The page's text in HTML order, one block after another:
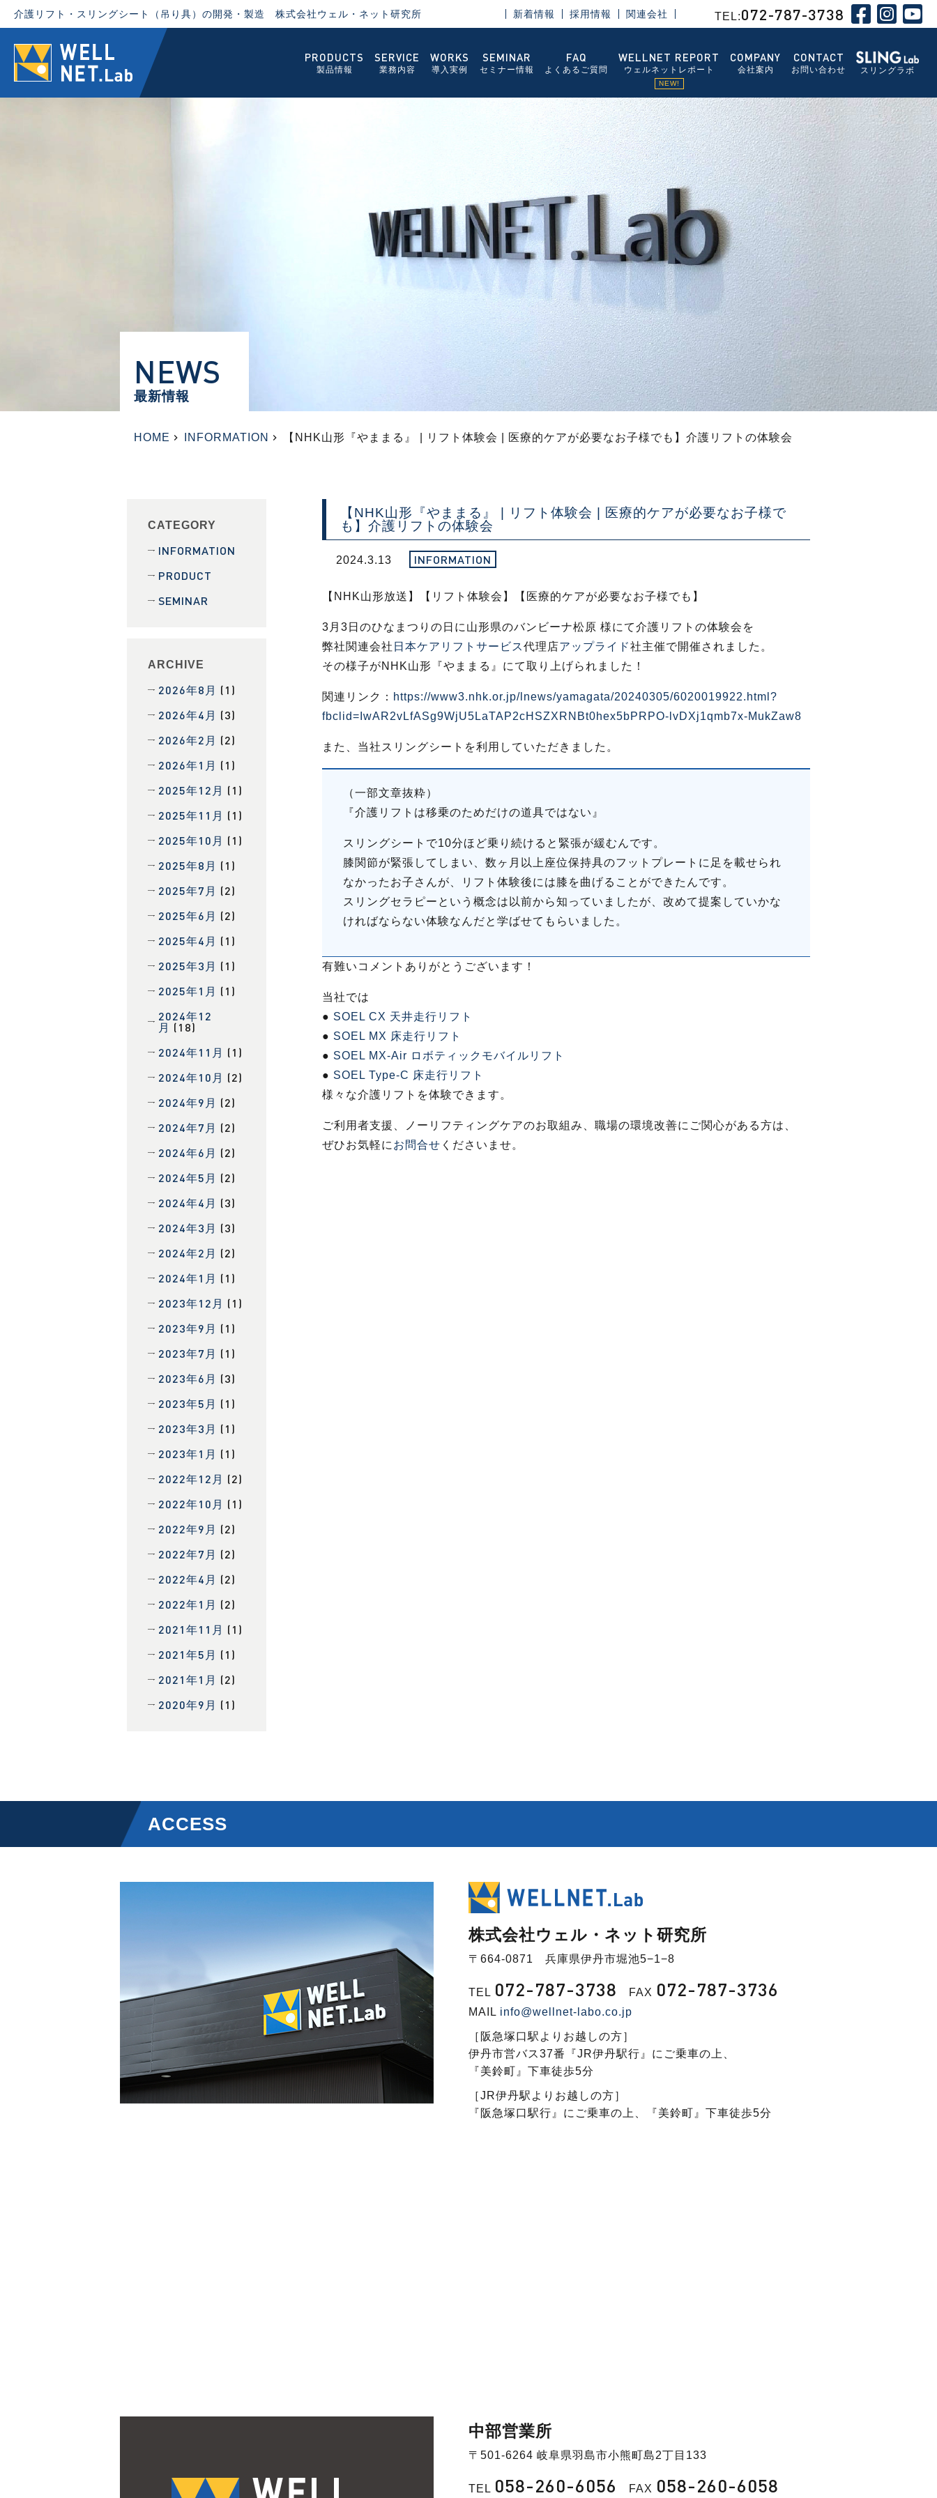
介護リフト・スリングシート（吊り具）の開発・製造 株式会社ウェル・ネット研究所 新着情報 採用情報 関連会社 TEL:072-787-3738
PRODUCTS
製品情報
SERVICE
業務内容
WORKS
導入実例
SEMINAR
セミナー情報
FAQ
よくあるご質問
NEW!
WELLNET REPORT
ウェルネットレポート
COMPANY
会社案内
CONTACT
お問い合わせ スリングラボ
NEWS
最新情報
HOME INFORMATION 【NHK山形『やままる』 | リフト体験会 | 医療的ケアが必要なお子様でも】介護リフトの体験会
【NHK山形『やままる』 | リフト体験会 | 医療的ケアが必要なお子様で
も】介護リフトの体験会
2024.3.13 INFORMATION
【NHK山形放送】【リフト体験会】【医療的ケアが必要なお子様でも】
3月3日のひなまつりの日に山形県のバンビーナ松原 様にて介護リフトの体験会を
弊社関連会社 日本ケアリフトサービス代理店アップライド社主催で開催されました。
その様子がNHK山形『やままる』にて取り上げられました！
関連リンク： https://www3.nhk.or.jp/lnews/yamagata/20240305/6020019922.html?
fbclid=IwAR2vLfASg9WjU5LaTAP2cHSZXRNBt0hex5bPRPO-lvDXj1qmb7x-MukZaw8
また、当社スリングシートを利用していただきました。
（一部文章抜粋）
『介護リフトは移乗のためだけの道具ではない』
スリングシートで10分ほど乗り続けると緊張が緩むんです。
膝関節が緊張してしまい、数ヶ月以上座位保持具のフットプレートに足を載せられ
なかったお子さんが、リフト体験後には膝を曲げることができたんです。
スリングセラピーという概念は以前から知っていましたが、改めて提案していかな
ければならない体験なんだと学ばせてもらいました。
有難いコメントありがとうございます！
当社では
● SOEL CX 天井走行リフト
● SOEL MX 床走行リフト
● SOEL MX-Air ロボティックモバイルリフト
● SOEL Type-C 床走行リフト
様々な介護リフトを体験できます。
ご利用者支援、ノーリフティングケアのお取組み、職場の環境改善にご関心がある方は、
ぜひお気軽に お問合せ くださいませ。
CATEGORY
INFORMATION
PRODUCT
SEMINAR
ARCHIVE
2026年8月 (1)
2026年4月 (3)
2026年2月 (2)
2026年1月 (1)
2025年12月 (1)
2025年11月 (1)
2025年10月 (1)
2025年8月 (1)
2025年7月 (2)
2025年6月 (2)
2025年4月 (1)
2025年3月 (1)
2025年1月 (1)
2024年12
月 (18)
2024年11月 (1)
2024年10月 (2)
2024年9月 (2)
2024年7月 (2)
2024年6月 (2)
2024年5月 (2)
2024年4月 (3)
2024年3月 (3)
2024年2月 (2)
2024年1月 (1)
2023年12月 (1)
2023年9月 (1)
2023年7月 (1)
2023年6月 (3)
2023年5月 (1)
2023年3月 (1)
2023年1月 (1)
2022年12月 (2)
2022年10月 (1)
2022年9月 (2)
2022年7月 (2)
2022年4月 (2)
2022年1月 (2)
2021年11月 (1)
2021年5月 (1)
2021年1月 (2)
2020年9月 (1)
ACCESS
株式会社ウェル・ネット研究所
〒664-0871 兵庫県伊丹市堀池5−1−8
TEL 072-787-3738 FAX 072-787-3736
MAIL info@wellnet-labo.co.jp
［阪急塚口駅よりお越しの方］
伊丹市営バス37番『JR伊丹駅行』にご乗車の上、
『美鈴町』下車徒歩5分
［JR伊丹駅よりお越しの方］
『阪急塚口駅行』にご乗車の上、『美鈴町』下車徒歩5分
中部営業所
〒501-6264 岐阜県羽島市小熊町島2丁目133
TEL 058-260-6056 FAX 058-260-6058